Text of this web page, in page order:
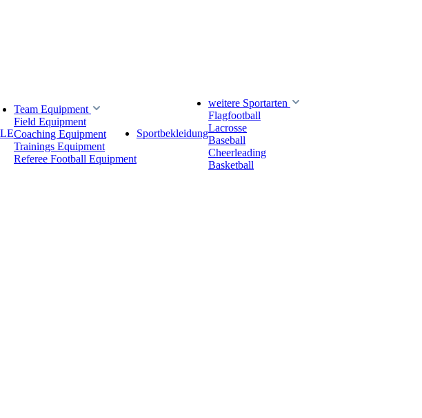
Team Equipment
Field Equipment
Coaching Equipment
Trainings Equipment
Referee Football Equipment
Sportbekleidung
weitere Sportarten
Flagfootball
Lacrosse
Baseball
Cheerleading
Basketball